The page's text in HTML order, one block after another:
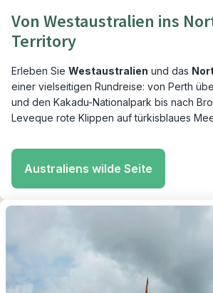
Von Westaustralien ins
Territory
Erleben Sie Westaustralien und das
einer vielseitigen Rundreise: von Perth
und den Kakadu-Nationalpark bis nach
Leveque rote Klippen auf türkisblaues
Australiens wilde Seite